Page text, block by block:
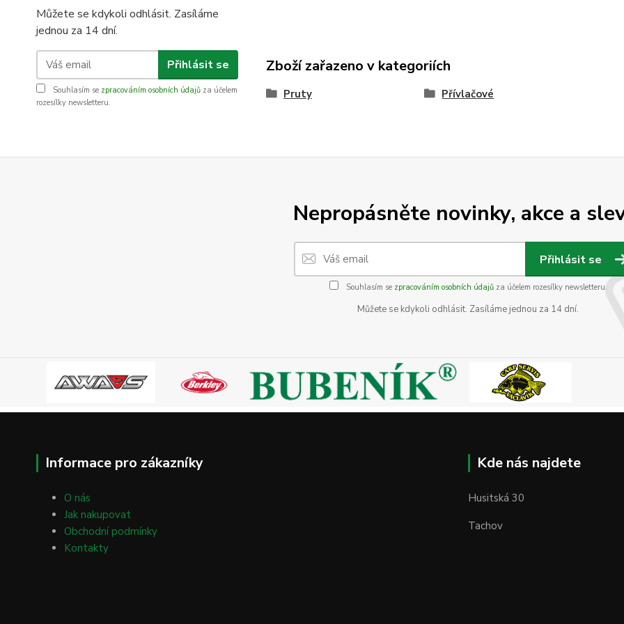
Můžete se kdykoli odhlásit. Zasíláme
jednou za 14 dní.
Přihlásit se
Souhlasím se zpracováním osobních údajů za účelem
rozesílky newsletteru.
Zboží zařazeno v kategoriích
Pruty Přívlačové
Nepropásněte novinky, akce a
Přihlásit se
Souhlasím se zpracováním osobních údajůza účelem rozesílky newsletteru.
Můžete se kdykoli odhlásit. Zasíláme jednou za 14 dní.
Informace pro zákazníky
O nás
Jak nakupovat
Obchodní podmínky
Kontakty
Kde nás najdete
Husitská 30
Tachov